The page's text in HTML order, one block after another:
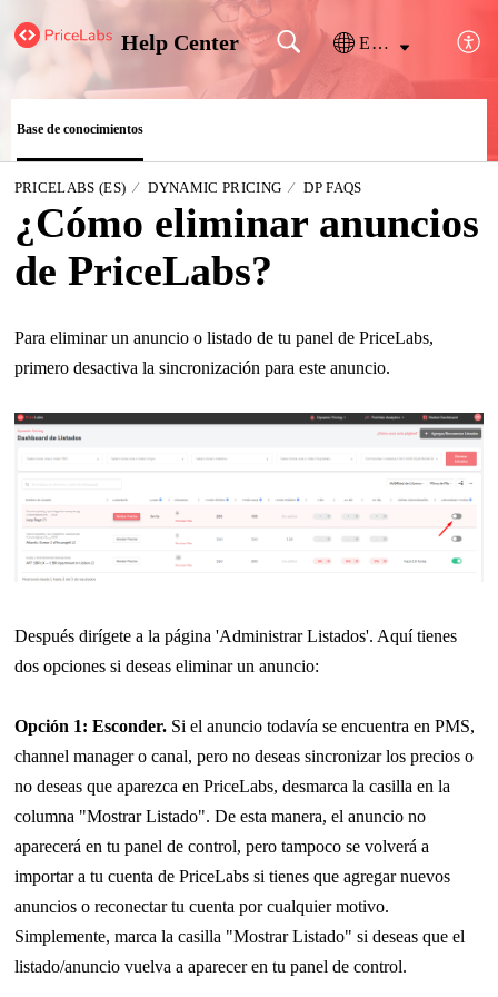
Help Center Español (España)
Base de conocimientos
PRICELABS (ES) DYNAMIC PRICING DP FAQS
¿Cómo eliminar anuncios
de PriceLabs?
Para eliminar un anuncio o listado de tu panel de PriceLabs,
primero desactiva la sincronización para este anuncio.
Después dirígete a la página 'Administrar Listados'. Aquí tienes
dos opciones si deseas eliminar un anuncio:
Opción 1: Esconder.Si el anuncio todavía se encuentra en PMS,
channel manager o canal, pero no deseas sincronizar los precios o
no deseas que aparezca en PriceLabs, desmarca la casilla en la
columna "Mostrar Listado". De esta manera, el anuncio no
aparecerá en tu panel de control, pero tampoco se volverá a
importar a tu cuenta de PriceLabs si tienes que agregar nuevos
anuncios o reconectar tu cuenta por cualquier motivo.
Simplemente, marca la casilla "Mostrar Listado" si deseas que el
listado/anuncio vuelva a aparecer en tu panel de control.